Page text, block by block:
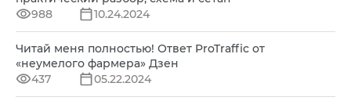
988
10.24.2024
Читай меня полностью! Ответ ProTraffic от
«неумелого фармера» Дзен
437
05.22.2024